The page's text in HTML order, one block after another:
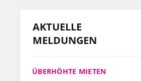
AKTUELLE
MELDUNGEN
ÜBERHÖHTE MIETEN